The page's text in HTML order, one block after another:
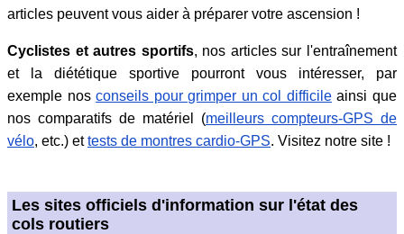
articles peuvent vous aider à préparer votre ascension !
Cyclistes et autres sportifs, nos articles sur l'entraînement
et la diététique sportive pourront vous intéresser, par
exemple nosconseils pour grimper un col difficileainsi que
nos comparatifs de matériel (meilleurs compteurs-GPS de
vélo, etc.) ettests de montres cardio-GPS. Visitez notre site !
Les sites officiels d'information sur l'état des
cols routiers